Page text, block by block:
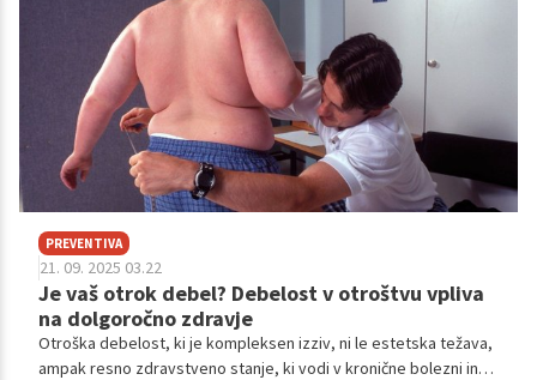
PREVENTIVA
21. 09. 2025 03.22
Je vaš otrok debel? Debelost v otroštvu vpliva
na dolgoročno zdravje
Otroška debelost, ki je kompleksen izziv, ni le estetska težava,
ampak resno zdravstveno stanje, ki vodi v kronične bolezni in